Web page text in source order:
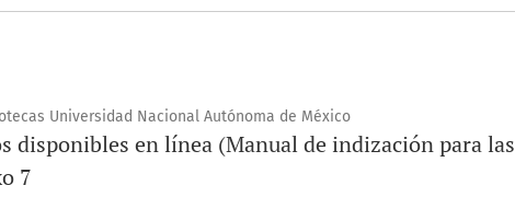
Universidad Nacional Autónoma de México
disponibles en línea (Manual de indización para
7